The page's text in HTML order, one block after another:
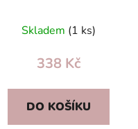
3+ | ECOTOYS
Skladem (1 ks)
338 Kč
DO KOŠÍKU